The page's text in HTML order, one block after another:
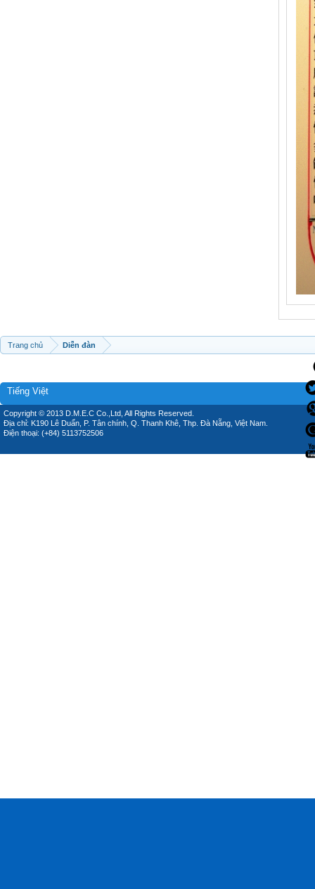
Trang chủ Diễn đàn
Tiếng Việt
Copyright © 2013 D.M.E.C Co.,Ltd, All Rights Reserved.
Địa chỉ: K190 Lê Duẩn, P. Tân chính, Q. Thanh Khê, Thp. Đà Nẵng, Việt Nam.
Điện thoại: (+84) 5113752506